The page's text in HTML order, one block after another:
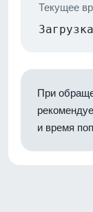
Текущее
При
и время